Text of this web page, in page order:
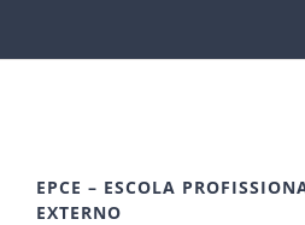
EPCE – ESCOLA
EXTERNO